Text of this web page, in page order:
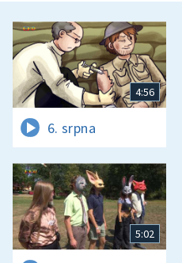
4:56
6. srpna
5:02